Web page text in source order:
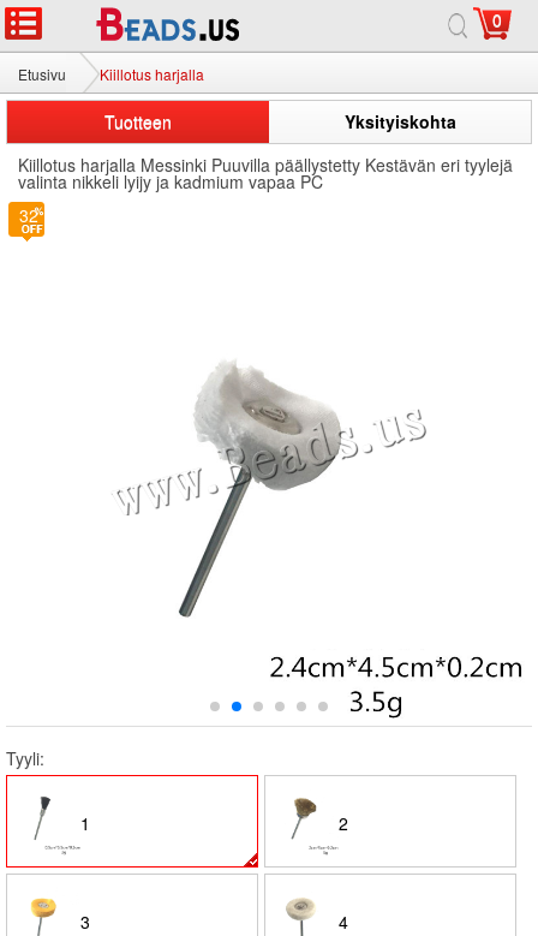
0
Etusivu Kiillotus harjalla
Tuotteen
Yksityiskohta
Kiillotus harjalla Messinki Puuvilla päällystetty Kestävän eri tyylejä
valinta nikkeli lyijy ja kadmium vapaa PC
Tyyli:
1 2
3 4